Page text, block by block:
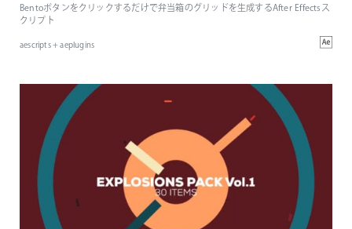
Bentoボタンをクリックするだけで弁当箱のグリッドを生成するAfter Effectsス
クリプト
aescripts + aeplugins